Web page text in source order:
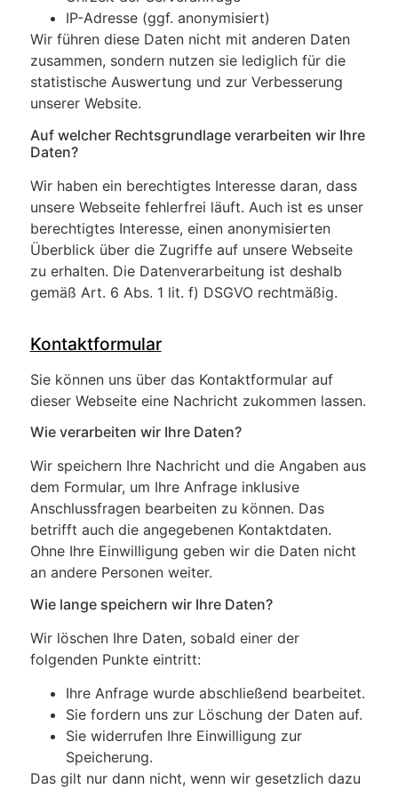
IP-Adresse (ggf. anonymisiert)
Wir führen diese Daten nicht mit anderen Daten
zusammen, sondern nutzen sie lediglich für die
statistische Auswertung und zur Verbesserung
unserer Website.
Auf welcher Rechtsgrundlage verarbeiten wir Ihre
Daten?
Wir haben ein berechtigtes Interesse daran, dass
unsere Webseite fehlerfrei läuft. Auch ist es unser
berechtigtes Interesse, einen anonymisierten
Überblick über die Zugriffe auf unsere Webseite
zu erhalten. Die Datenverarbeitung ist deshalb
gemäß Art. 6 Abs. 1 lit. f) DSGVO rechtmäßig.
Kontaktformular
Sie können uns über das Kontaktformular auf
dieser Webseite eine Nachricht zukommen lassen.
Wie verarbeiten wir Ihre Daten?
Wir speichern Ihre Nachricht und die Angaben aus
dem Formular, um Ihre Anfrage inklusive
Anschlussfragen bearbeiten zu können. Das
betrifft auch die angegebenen Kontaktdaten.
Ohne Ihre Einwilligung geben wir die Daten nicht
an andere Personen weiter.
Wie lange speichern wir Ihre Daten?
Wir löschen Ihre Daten, sobald einer der
folgenden Punkte eintritt:
Ihre Anfrage wurde abschließend bearbeitet.
Sie fordern uns zur Löschung der Daten auf.
Sie widerrufen Ihre Einwilligung zur
Speicherung.
Das gilt nur dann nicht, wenn wir gesetzlich dazu